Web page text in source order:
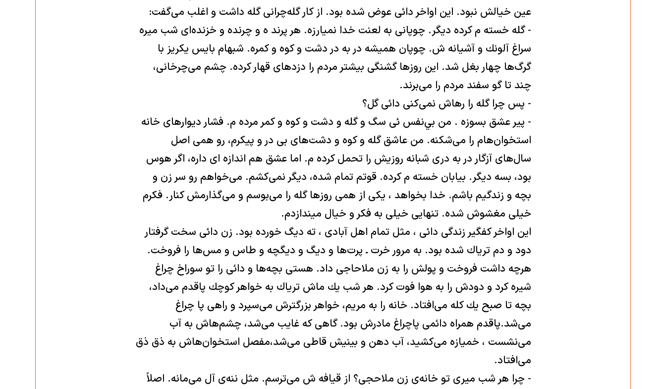
عين خيالش نبود. اين اواخر دائی عوض شده بود. از كار گله‌چرانی گله داشت و اغلب می‌گفت:
- گله خسته‌ م كرده ديگر. چوپانی به لعنت خدا نميارزه. هر پرند ه و چرنده و خزنده‌ا‌ی شب ميره
سراغ آلونك و آشيانه ‌ش. چوپان هميشه در به در دشت و كوه و كمره. شبهام بايس يكريز با
گرگ‌ها چهار بغل شد. اين روزها گشنگی بيشتر مردم را دزدهای قهار كرده. چشم می‌چرخانی،
چند تا گو سفند مردم را می‌برند.
- پس چرا گله را رهاش نمی‌كنی دائی گل؟
- پير عشق بسوزه . من بي‌نفس ئی سگ و گله و دشت و كوه و كمر مرده‌ م. فشار ديوارهای خانه
استخوان‌هام را می‌‌شكنه. من عاشق گله و كوه و دشت‌های بی در و پيكرم، رو همی اصل
سال‌های آزگار در به دری شبانه روزيش را تحمل كرده‌ م. اما عشق هم اندازه ‌ای داره، اگر هوس
بود، بسه ديگر. بيابان خسته ‌م كرده. قوتم تمام شده، ديگر نمی‌كشم. می‌خواهم رو سر زن و
بچه و زندگيم باشم. خدا بخواهد ، يكی از همی روزها گله را می‌بوسم و می‌گذارمش كنار. فكرم
خيلی مغشوش شده. تنهايی خيلی به فكر و خيال ميندازدم.
اين اواخر كفگير زندگی دائی ، مثل تمام اهل آبادی ، ته ديگ خورده بود. زن دائی سخت گرفتار
دود و دم ترياك شده بود. به مرور خرت ـ پرت‌ها و ديگ و ديگچه و طاس و مس‌ها را فروخت.
هرچه داشت فروخت و پولش را به زن ملاحاجی داد. هستی بچه‌ها و دائی را تو سوراخ چراغ
شيره كرد و دودش را به هوا فوت كرد. هر شب يك ماش ترياك به خواهر كوچك پاقدم می‌داد،
بچه تا صبح يك كله می‌افتاد. خانه را به مريم، خواهر بزرگترش می‌‌سپرد و راهی پا چراغ
می‌شد.پاقدم همراه دائمی پاچراغ مادرش بود. گاهی که غايب می‌شد، چشم‌هاش به آب
می‌‌نشست ، خميازه می‌كشيد، آب دهن و بينيش قاطی می‌شد،مفصل استخوان‌هاش به ذق ذق
می‌افتاد.
- چرا هر شب ميری تو خانه‌ی زن ملاحجی؟ از قيافه ‌ش می‌ترسم. مثل ننه‌ی آل می‌مانه. اصلاً